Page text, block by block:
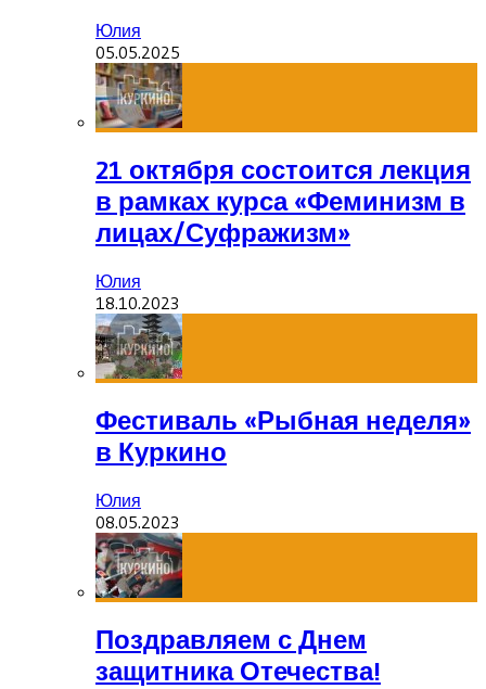
Юлия
05.05.2025
21 октября состоится лекция
в рамках курса «Феминизм в
лицах/Суфражизм»
Юлия
18.10.2023
Фестиваль «Рыбная неделя»
в Куркино
Юлия
08.05.2023
Поздравляем с Днем
защитника Отечества!